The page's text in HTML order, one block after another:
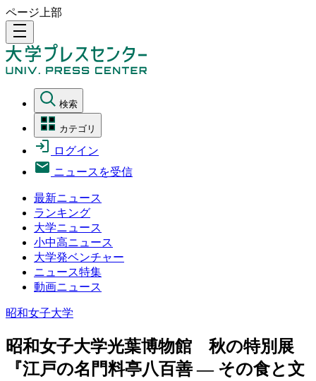
ページ上部
density_medium
検索
カテゴリ
ログイン
ニュースを受信
最新ニュース
ランキング
大学ニュース
小中高ニュース
大学発ベンチャー
ニュース特集
動画ニュース
昭和女子大学
昭和女子大学光葉博物館 秋の特別展
『江戸の名門料亭八百善 — その食と文